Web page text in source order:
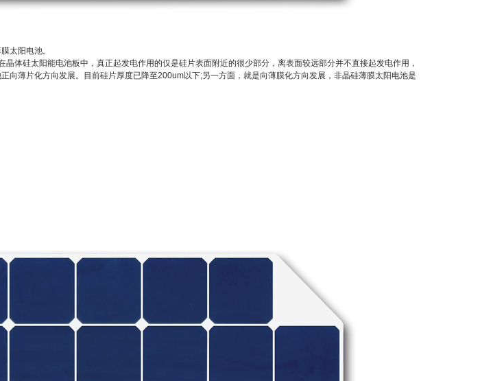
太阳电池。
晶体硅太阳能电池板中，真正起发电作用的仅是硅片表面附近的很少部分，离表面较远部分并不直接起发电作用，
向薄片化方向发展。目前硅片厚度已降至200um以下;另一方面，就是向薄膜化方向发展，非晶硅薄膜太阳电池是